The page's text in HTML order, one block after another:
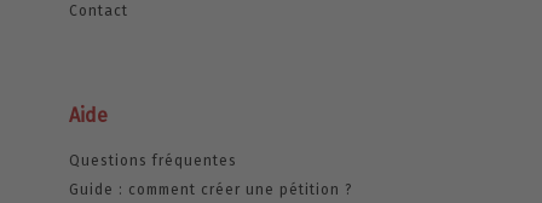
Contact
Aide
Questions fréquentes
Guide : comment créer une pétition ?